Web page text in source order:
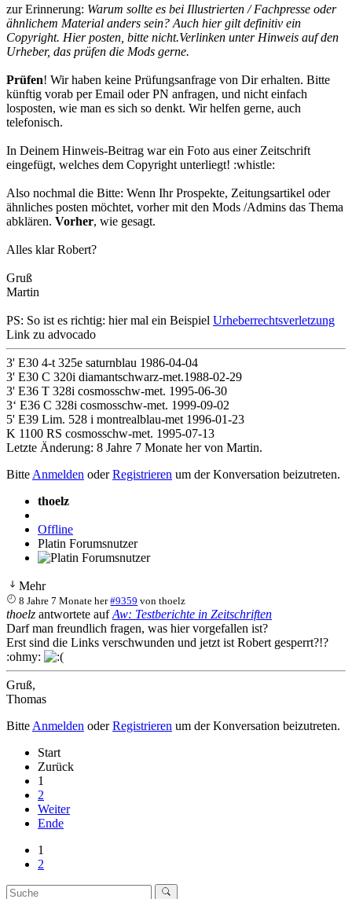
zur Erinnerung: Warum sollte es bei Illustrierten / Fachpresse oder
ähnlichem Material anders sein? Auch hier gilt definitiv ein
Copyright. Hier posten, bitte nicht.Verlinken unter Hinweis auf den
Urheber, das prüfen die Mods gerne.
Prüfen! Wir haben keine Prüfungsanfrage von Dir erhalten. Bitte
künftig vorab per Email oder PN anfragen, und nicht einfach
losposten, wie man es sich so denkt. Wir helfen gerne, auch
telefonisch.
In Deinem Hinweis-Beitrag war ein Foto aus einer Zeitschrift
eingefügt, welches dem Copyright unterliegt! :whistle:
Also nochmal die Bitte: Wenn Ihr Prospekte, Zeitungsartikel oder
ähnliches posten möchtet, vorher mit den Mods /Admins das Thema
abklären. Vorher, wie gesagt.
Alles klar Robert?
Gruß
Martin
PS: So ist es richtig: hier mal ein Beispiel Urheberrechtsverletzung
Link zu advocado
3' E30 4-t 325e saturnblau 1986-04-04
3' E30 C 320i diamantschwarz-met.1988-02-29
3' E36 T 328i cosmosschw-met. 1995-06-30
3‘ E36 C 328i cosmosschw-met. 1999-09-02
5' E39 Lim. 528 i montrealblau-met 1996-01-23
K 1100 RS cosmosschw-met. 1995-07-13
Letzte Änderung: 8 Jahre 7 Monate her von Martin.
Bitte Anmelden oderRegistrieren um der Konversation beizutreten.
thoelz
Offline
Platin Forumsnutzer
Mehr
8 Jahre 7 Monate her #9359 vonthoelz
thoelz antwortete aufAw: Testberichte in Zeitschriften
Darf man freundlich fragen, was hier vorgefallen ist?
Erst sind die Links verschwunden und jetzt ist Robert gesperrt?!?
:ohmy:
Gruß,
Thomas
Bitte Anmelden oderRegistrieren um der Konversation beizutreten.
Start
Zurück
1
2
Weiter
Ende
1
2